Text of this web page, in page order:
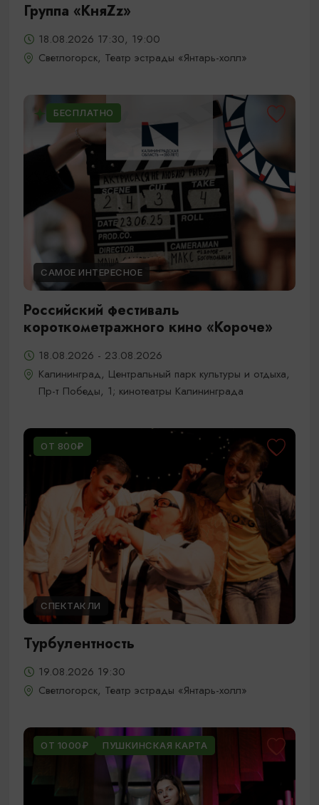
Группа «КняZz»
18.08.2026 17:30, 19:00
Светлогорск, Театр эстрады «Янтарь-холл»
БЕСПЛАТНО
САМОЕ ИНТЕРЕСНОЕ
Российский фестиваль
короткометражного кино «Короче»
18.08.2026 - 23.08.2026
Калининград, Центральный парк культуры и отдыха,
Пр-т Победы, 1; кинотеатры Калининграда
ОТ 800₽
СПЕКТАКЛИ
Турбулентность
19.08.2026 19:30
Светлогорск, Театр эстрады «Янтарь-холл»
ОТ 1000₽ ПУШКИНСКАЯ КАРТА